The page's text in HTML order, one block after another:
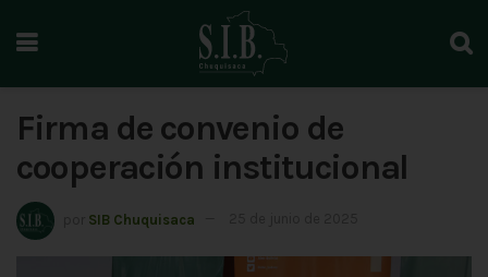
Firma de convenio de
cooperación institucional
SIB Chuquisaca